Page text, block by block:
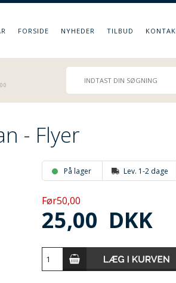
FORSIDE NYHEDER TILBUD
- Flyer
På lager Lev. 1-2 dage
Før50,00
25,00 DKK